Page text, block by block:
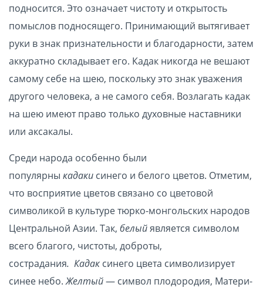
подносится. Это означает чистоту и открытость
помыслов подносящего. Принимающий вытягивает
руки в знак признательности и благодарности, затем
аккуратно складывает его. Кадак никогда не вешают
самому себе на шею, поскольку это знак уважения
другого человека, а не самого себя. Возлагать кадак
на шею имеют право только духовные наставники
или аксакалы.
Среди народа особенно были
популярны кадаки синего и белого цветов. Отметим,
что восприятие цветов связано со цветовой
символикой в культуре тюрко-монгольских народов
Центральной Азии. Так, белыйявляется символом
всего благого, чистоты, доброты,
сострадания. Кадак синего цвета символизирует
синее небо.Желтый— символ плодородия, Матери-